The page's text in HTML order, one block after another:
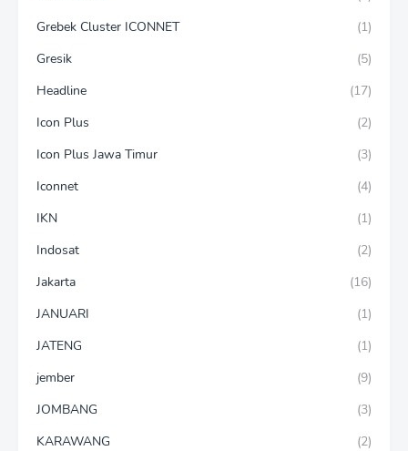
Grebek Cluster ICONNET
(1)
Gresik
(5)
Headline
(17)
Icon Plus
(2)
Icon Plus Jawa Timur
(3)
Iconnet
(4)
IKN
(1)
Indosat
(2)
Jakarta
(16)
JANUARI
(1)
JATENG
(1)
jember
(9)
JOMBANG
(3)
KARAWANG
(2)